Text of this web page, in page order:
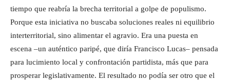
tiempo que reabría la brecha territorial a golpe de populismo.
Porque esta iniciativa no buscaba soluciones reales ni equilibrio
interterritorial, sino alimentar el agravio. Era una puesta en
escena –un auténtico paripé, que diría Francisco Lucas– pensada
para lucimiento local y confrontación partidista, más que para
prosperar legislativamente. El resultado no podía ser otro que el